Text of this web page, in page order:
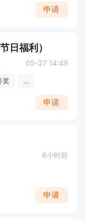
申请
日福利）
05-27 14:49
奖 ...
申请
6小时前
申请